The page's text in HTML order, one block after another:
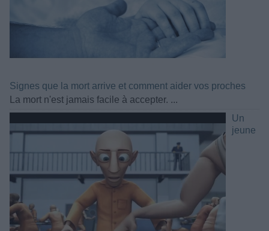
Signes que la mort arrive et comment aider vos proches
La mort n'est jamais facile à accepter. ...
Un
jeune